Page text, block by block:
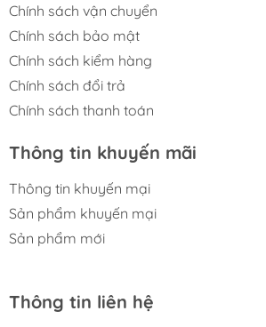
Chính sách vận chuyển
Chính sách bảo mật
Chính sách kiểm hàng
Chính sách đổi trả
Chính sách thanh toán
Thông tin khuyến mãi
Thông tin khuyến mại
Sản phẩm khuyến mại
Sản phẩm mới
Thông tin liên hệ